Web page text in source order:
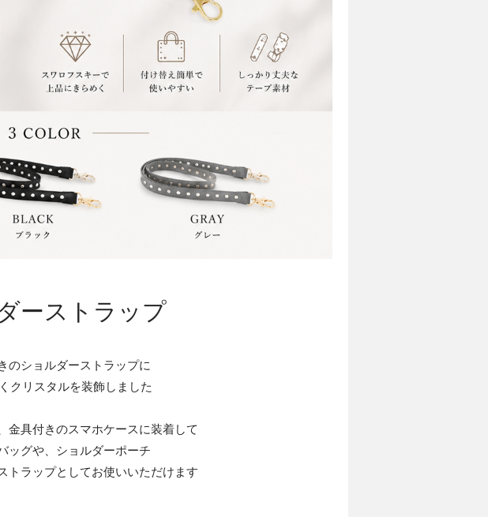
ーストラップ
のショルダーストラップに
クリスタルを装飾しました
金具付きのスマホケースに装着して
ッグや、ショルダーポーチ
トラップとしてお使いいただけます